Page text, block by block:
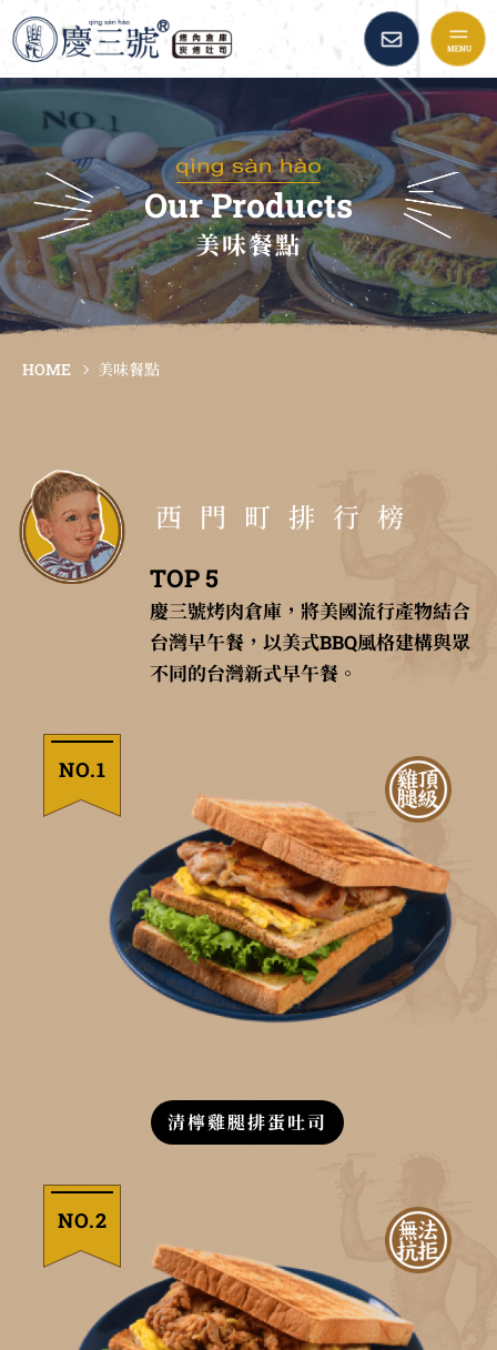
慶三號倉庫烤肉早午餐::
品牌故事
最新消息
美味餐點
Our Products
美味餐點
HOME 美味餐點
西門町排行榜
TOP 5
慶三號烤肉倉庫，將美國流行產物結合
台灣早午餐，以美式BBQ風格建構與眾
不同的台灣新式早午餐。
NO.1
清檸雞腿排蛋吐司
NO.2